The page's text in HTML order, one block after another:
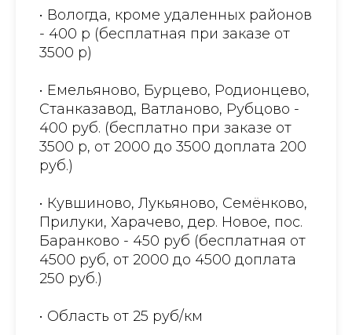
• Вологда, кроме удаленных районов
- 400 р (бесплатная при заказе от
3500 р)
• Емельяново, Бурцево, Родионцево,
Станказавод, Ватланово, Рубцово -
400 руб. (бесплатно при заказе от
3500 р, от 2000 до 3500 доплата 200
руб.)
• Кувшиново, Лукьяново, Семёнково,
Прилуки, Харачево, дер. Новое, пос.
Баранково - 450 руб (бесплатная от
4500 руб, от 2000 до 4500 доплата
250 руб.)
• Область от 25 руб/км